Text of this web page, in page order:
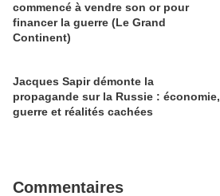
commencé à vendre son or pour
financer la guerre (Le Grand
Continent)
Jacques Sapir démonte la
propagande sur la Russie : économie,
guerre et réalités cachées
Commentaires